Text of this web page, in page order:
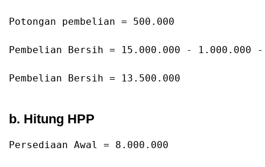
Potongan pembelian = 500.000
Pembelian Bersih = 15.000 .000 - 1.000 .000
Pembelian Bersih = 13.500 .000
b. Hitung HPP
Persediaan Awal = 8.000 .000